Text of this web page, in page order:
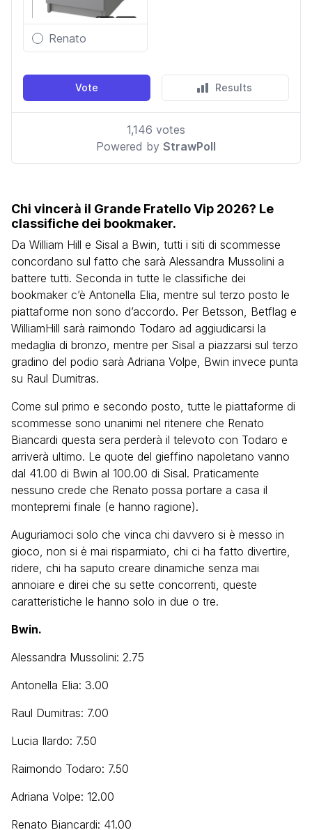
Chi vincerà il Grande Fratello Vip 2026? Le
classifiche dei bookmaker.
Da William Hill e Sisal a Bwin, tutti i siti di scommesse
concordano sul fatto che sarà Alessandra Mussolini a
battere tutti. Seconda in tutte le classifiche dei
bookmaker c’è Antonella Elia, mentre sul terzo posto le
piattaforme non sono d’accordo. Per Betsson, Betflag e
WilliamHill sarà raimondo Todaro ad aggiudicarsi la
medaglia di bronzo, mentre per Sisal a piazzarsi sul terzo
gradino del podio sarà Adriana Volpe, Bwin invece punta
su Raul Dumitras.
Come sul primo e secondo posto, tutte le piattaforme di
scommesse sono unanimi nel ritenere che Renato
Biancardi questa sera perderà il televoto con Todaro e
arriverà ultimo. Le quote del gieffino napoletano vanno
dal 41.00 di Bwin al 100.00 di Sisal. Praticamente
nessuno crede che Renato possa portare a casa il
montepremi finale (e hanno ragione).
Auguriamoci solo che vinca chi davvero si è messo in
gioco, non si è mai risparmiato, chi ci ha fatto divertire,
ridere, chi ha saputo creare dinamiche senza mai
annoiare e direi che su sette concorrenti, queste
caratteristiche le hanno solo in due o tre.
Bwin.
Alessandra Mussolini: 2.75
Antonella Elia: 3.00
Raul Dumitras: 7.00
Lucia Ilardo: 7.50
Raimondo Todaro: 7.50
Adriana Volpe: 12.00
Renato Biancardi: 41.00